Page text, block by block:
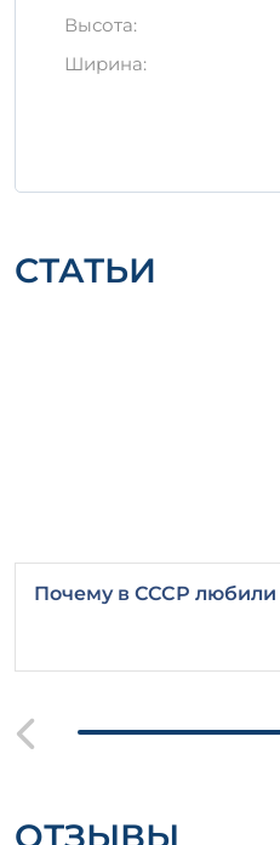
Высота:
Ширина:
СТАТЬИ
Почему в СССР
ОТЗЫВЫ